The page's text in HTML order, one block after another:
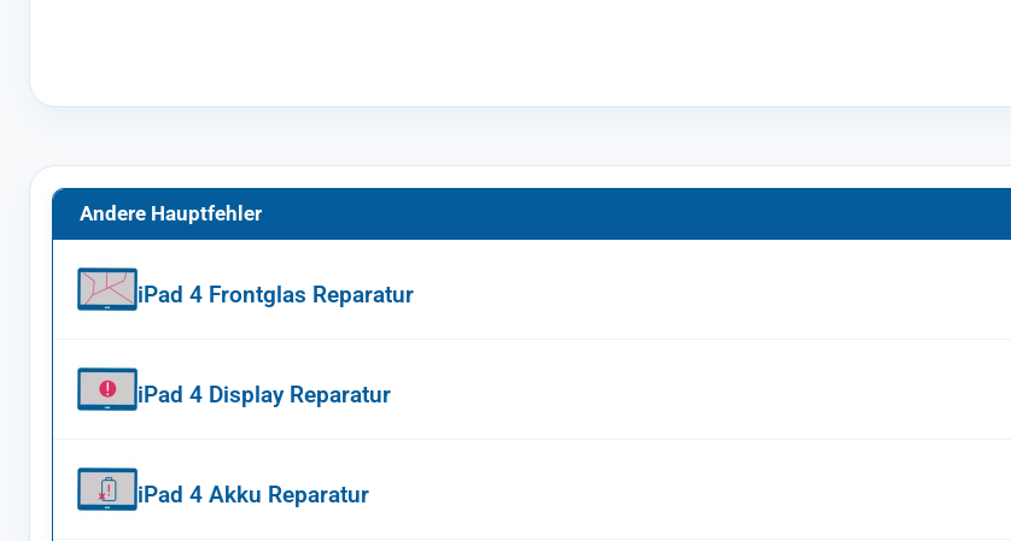
Andere Hauptfehler
iPad 4 Frontglas Reparatur
iPad 4 Display Reparatur
iPad 4 Akku Reparatur